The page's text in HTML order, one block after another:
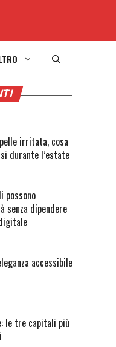
irritata, cosa
durante l’estate
possono
senza dipendere
accessibile
le tre capitali più